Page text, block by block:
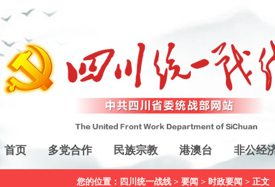
首页 多党合作 民族宗教 港澳台 非公经
您的位置： 四川统一战线 > 要闻 > 时政要闻 > 正文